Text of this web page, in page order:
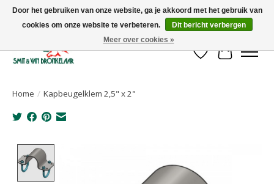
Uw leverancier voor stalinrichtingen en het opruwen van betonvloeren!
Verlanglijst
Home / Kapbeugelklem 2,5" x 2"
Door het gebruiken van onze website, ga je akkoord met het gebruik van
cookies om onze website te verbeteren.
Dit bericht verbergen
Meer over cookies »